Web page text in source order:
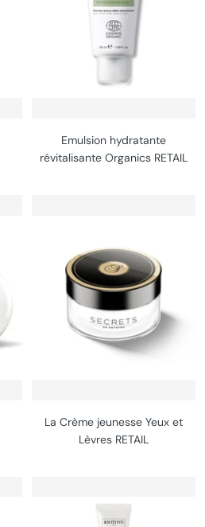
Emulsion hydratante
révitalisante Organics RETAIL
La Crème jeunesse Yeux et
Lèvres RETAIL